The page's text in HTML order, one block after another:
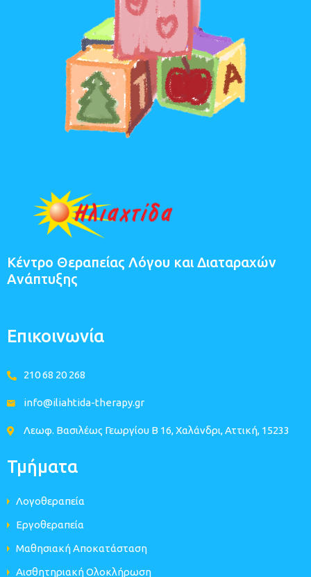
Κέντρο Θεραπείας Λόγου και Διαταραχών
Ανάπτυξης
Επικοινωνία
210 68 20 268
info@iliahtida-therapy.gr
Λεωφ. Βασιλέως Γεωργίου B 16, Χαλάνδρι, Αττική, 15233
Τμήματα
Λογοθεραπεία
Εργοθεραπεία
Μαθησιακή Αποκατάσταση
Αισθητηριακή Ολοκλήρωση